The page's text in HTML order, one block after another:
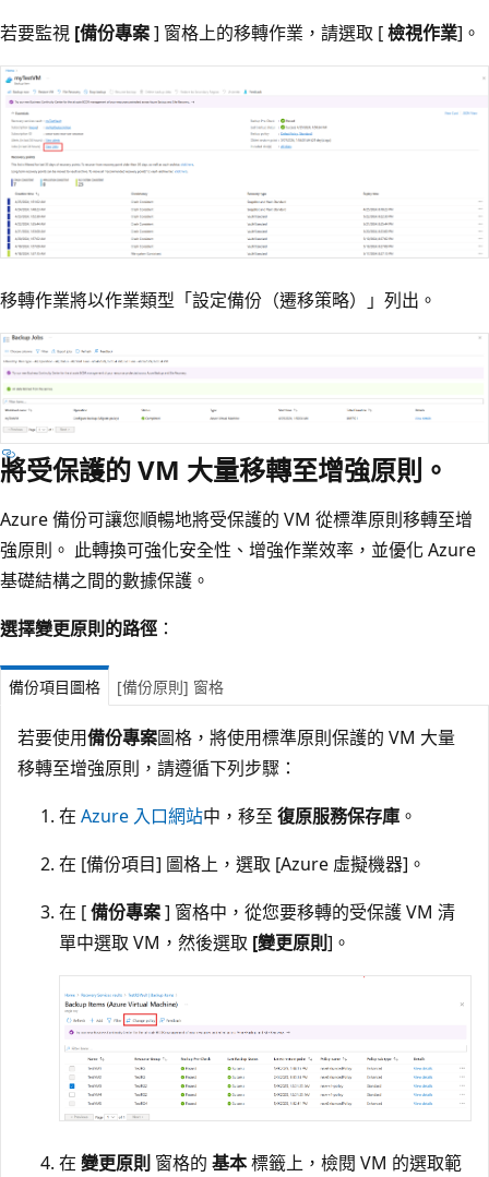
若要監視 [備份專案] 窗格上的移轉作業，請選取 [檢視作業]。
移轉作業將以作業類型「設定備份（遷移策略）」列出。
將受保護的 VM 大量移轉至增強原則。
Azure 備份可讓您順暢地將受保護的 VM 從標準原則移轉至增
強原則。 此轉換可強化安全性、增強作業效率，並優化 Azure
基礎結構之間的數據保護。
選擇變更原則的路徑 ：
備份項目圖格 [備份原則] 窗格
若要使用備份專案圖格，將使用標準原則保護的 VM 大量
移轉至增強原則，請遵循下列步驟：
在 Azure 入口網站中，移至 復原服務保存庫 。
在 [備份項目] 圖格上，選取 [Azure 虛擬機器] 。
在 [備份專案] 窗格中，從您要移轉的受保護 VM 清
單中選取 VM，然後選取 [變更原則]。
在 變更原則 窗格的 基本標籤上，檢閱 VM 的選取範